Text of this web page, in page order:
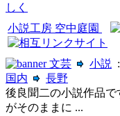
しく
小説工房 空中庭園
文芸 小説 :
国内
長野
後良聞二の小説作品
がそのままに ...